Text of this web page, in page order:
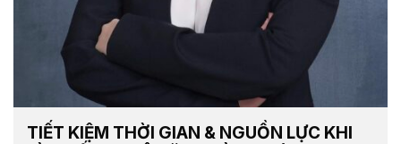
TIẾT KIỆM THỜI GIAN & NGUỒN LỰC KHI